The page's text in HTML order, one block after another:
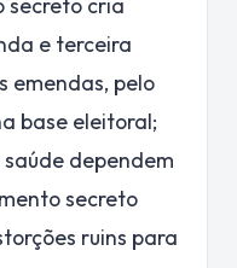
e terceira
emendas, pelo
base eleitoral;
dependem
secreto
ruins para